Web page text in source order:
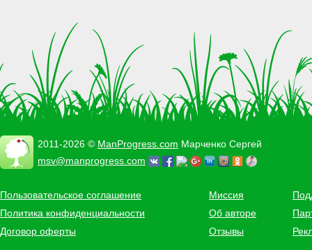
2011-2026 © ManProgress.com Марченко Сергей
msv@manprogress.com
Пользовательское соглашение
Политика конфиденциальности
Договор оферты
Миссия
Об авторе
Отзывы